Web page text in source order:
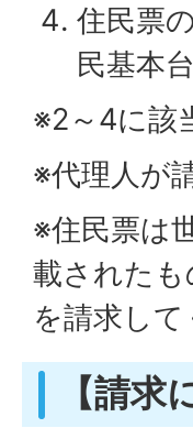
住民票
民基本
※2～4に該
※代理人が
※住民票は
載された
を請求して
【請求